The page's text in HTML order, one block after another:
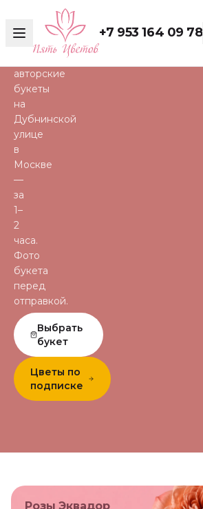
+7 953 164 09 78
пионы,
тюльпаны
авторские
букеты
на
Дубнинской
улице
в
Москве
—
за
1–
2
часа.
Фото
букета
перед
отправкой.
Выбрать
букет
Цветы по
подписке
Розы Эквадор